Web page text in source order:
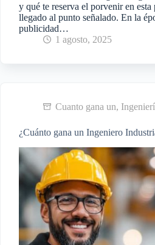
y qué te reserva el porvenir en
llegado al punto señalado. En la
publicidad…
1 agosto, 2025
Cuanto gana un,
¿Cuánto gana un Ingeniero